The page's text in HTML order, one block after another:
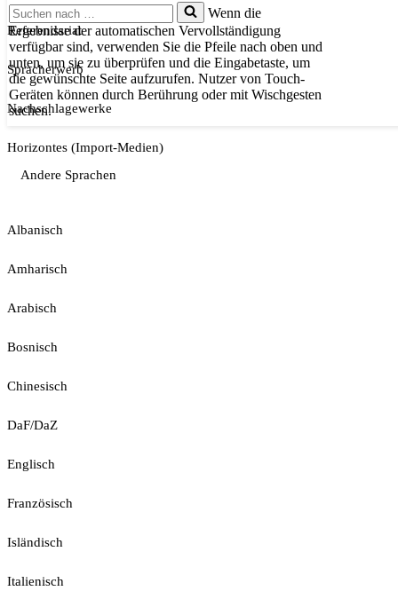
Suchen
nach …
Wenn die
Ergebnisse der automatischen Vervollständigung
verfügbar sind, verwenden Sie die Pfeile nach oben und
unten, um sie zu überprüfen und die Eingabetaste, um
die gewünschte Seite aufzurufen. Nutzer von Touch-
Geräten können durch Berührung oder mit Wischgesten
suchen.
Referendariat
Spracherwerb
Nachschlagewerke
Horizontes (Import-Medien)
Andere Sprachen
Albanisch
Amharisch
Arabisch
Bosnisch
Chinesisch
DaF/DaZ
Englisch
Französisch
Isländisch
Italienisch